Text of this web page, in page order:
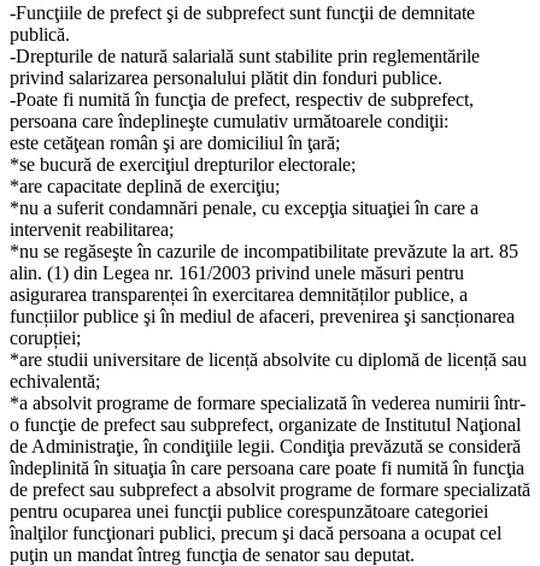
-Funcţiile de prefect şi de subprefect sunt funcţii de demnitate
publică.
-Drepturile de natură salarială sunt stabilite prin reglementările
privind salarizarea personalului plătit din fonduri publice.
-Poate fi numită în funcţia de prefect, respectiv de subprefect,
persoana care îndeplineşte cumulativ următoarele condiţii:
este cetăţean român şi are domiciliul în ţară;
*se bucură de exerciţiul drepturilor electorale;
*are capacitate deplină de exerciţiu;
*nu a suferit condamnări penale, cu excepţia situaţiei în care a
intervenit reabilitarea;
*nu se regăseşte în cazurile de incompatibilitate prevăzute la art. 85
alin. (1) din Legea nr. 161/2003 privind unele măsuri pentru
asigurarea transparenței în exercitarea demnităților publice, a
funcțiilor publice şi în mediul de afaceri, prevenirea şi sancționarea
corupției;
*are studii universitare de licență absolvite cu diplomă de licență sau
echivalentă;
*a absolvit programe de formare specializată în vederea numirii într-
o funcţie de prefect sau subprefect, organizate de Institutul Naţional
de Administraţie, în condiţiile legii. Condiţia prevăzută se consideră
îndeplinită în situaţia în care persoana care poate fi numită în funcţia
de prefect sau subprefect a absolvit programe de formare specializată
pentru ocuparea unei funcţii publice corespunzătoare categoriei
înalţilor funcţionari publici, precum şi dacă persoana a ocupat cel
puţin un mandat întreg funcţia de senator sau deputat.